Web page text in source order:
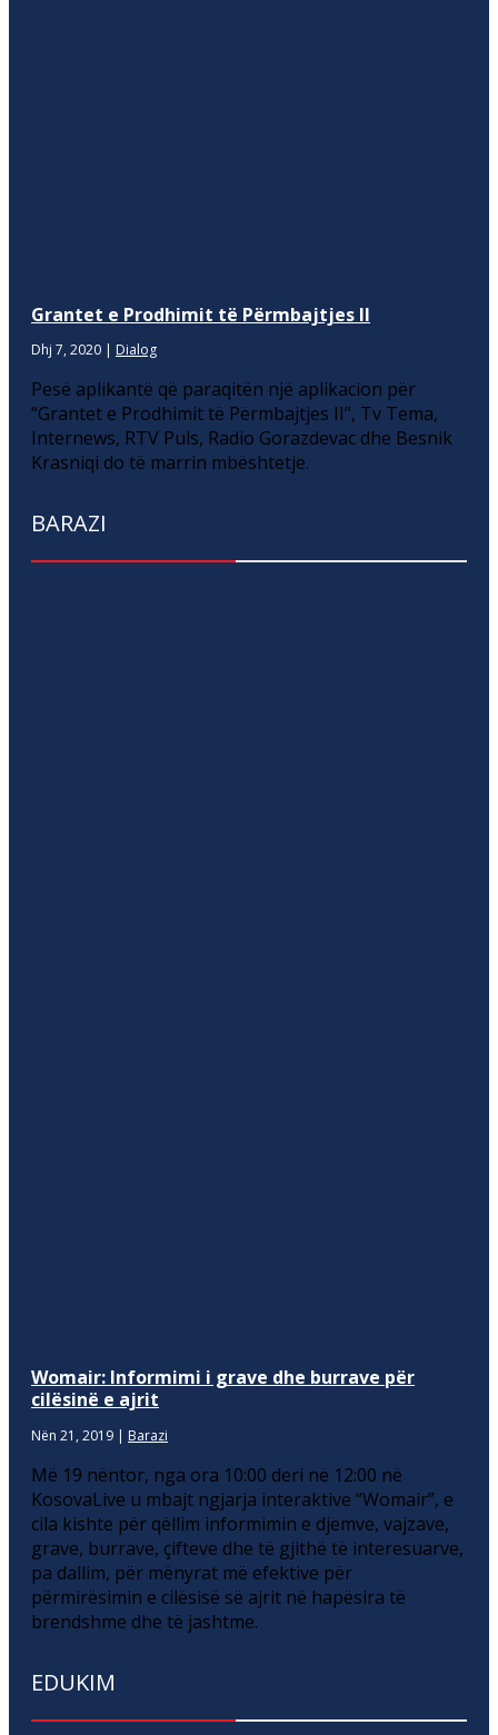
Grantet e Prodhimit të Përmbajtjes II
Dhj 7, 2020 | Dialog
Pesë aplikantë që paraqitën një aplikacion për
“Grantet e Prodhimit të Përmbajtjes II”, Tv Tema,
Internews, RTV Puls, Radio Gorazdevac dhe Besnik
Krasniqi do të marrin mbështetje.
BARAZI
Womair: Informimi i grave dhe burrave për
cilësinë e ajrit
Nën 21, 2019 | Barazi
Më 19 nëntor, nga ora 10:00 deri në 12:00 në
KosovaLive u mbajt ngjarja interaktive “Womair”, e
cila kishte për qëllim informimin e djemve, vajzave,
grave, burrave, çifteve dhe të gjithë të interesuarve,
pa dallim, për mënyrat më efektive për
përmirësimin e cilësisë së ajrit në hapësira të
brendshme dhe të jashtme.
EDUKIM